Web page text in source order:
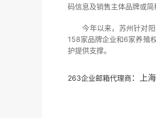
码信息及销售主体品牌或
今年以来，苏州针对阳
158家品牌企业和6家养殖
护提供支撑。
263企业邮箱代理商：上